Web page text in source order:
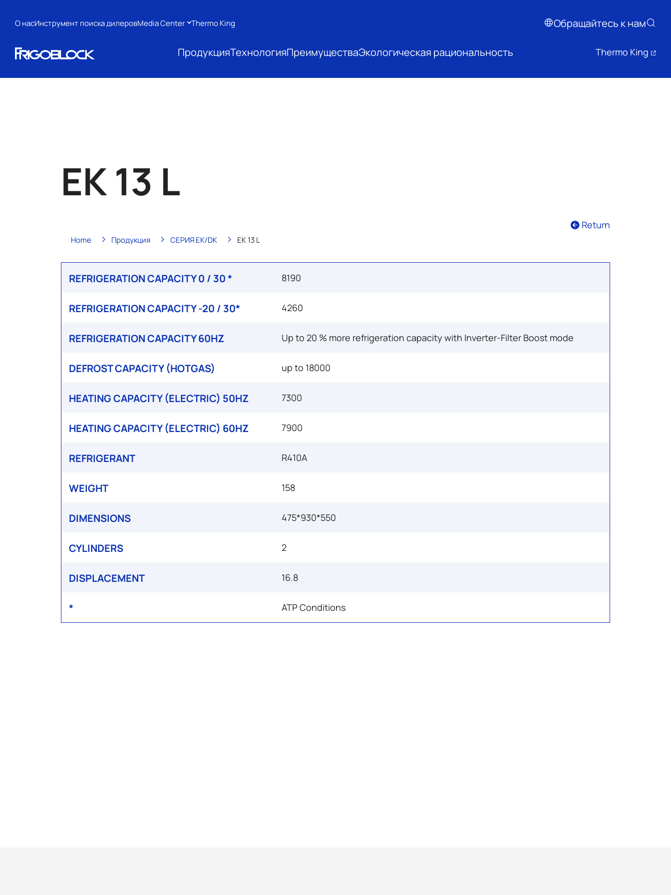
О насИнструмент поиска дилеровMedia Center Thermo King Обращайтесь к нам
ПродукцияТехнологияПреимуществаЭкологическая рациональность Thermo King
EK 13 L
Home Продукция СЕРИЯ EK/DK EK 13 L
Return
REFRIGERATION CAPACITY 0 / 30 * 8190
REFRIGERATION CAPACITY -20 / 30* 4260
REFRIGERATION CAPACITY 60HZ Up to 20 % more refrigeration capacity with Inverter-Filter Boost mode
DEFROST CAPACITY (HOTGAS) up to 18000
HEATING CAPACITY (ELECTRIC) 50HZ 7300
HEATING CAPACITY (ELECTRIC) 60HZ 7900
REFRIGERANT R410A
WEIGHT 158
DIMENSIONS 475*930*550
CYLINDERS 2
DISPLACEMENT 16.8
* ATP Conditions